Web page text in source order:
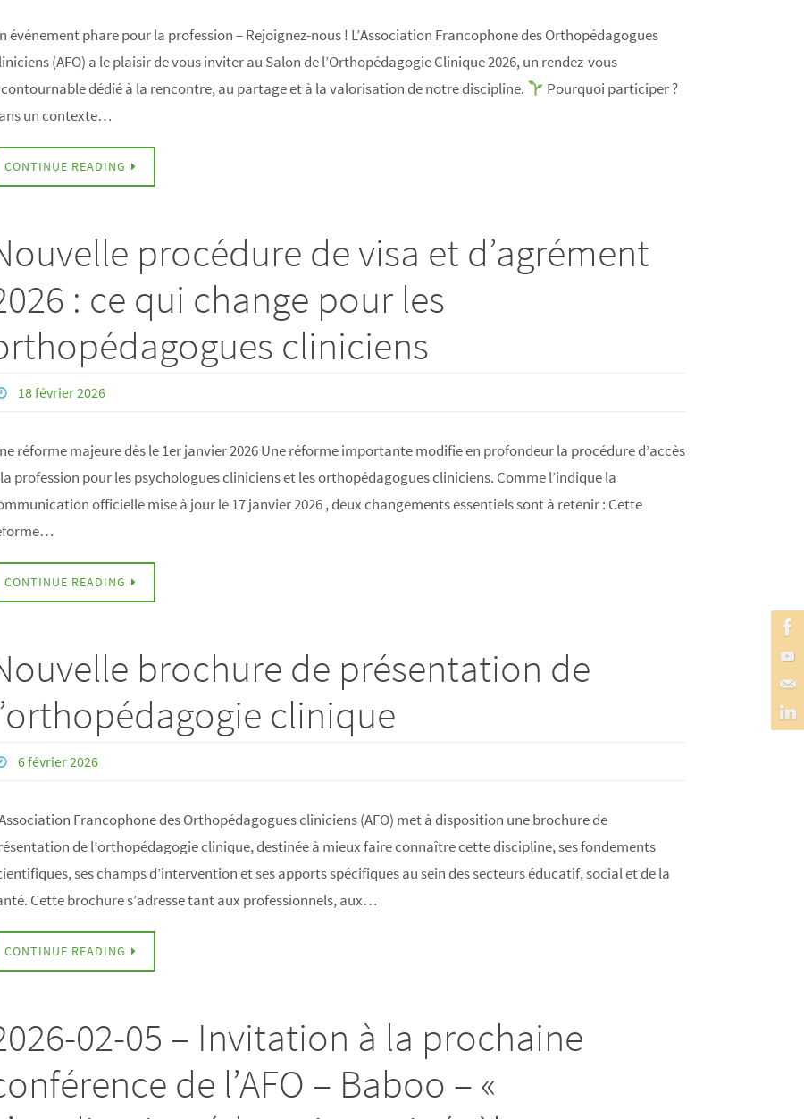
événement phare pour la profession – Rejoignez-nous ! L’Association Francophone des Orthopédagogues
(AFO) a le plaisir de vous inviter au Salon de l’Orthopédagogie Clinique 2026, un rendez-vous
dédié à la rencontre, au partage et à la valorisation de notre discipline.
Pourquoi participer ?
un contexte…
CONTINUE READING
procédure de visa et d’agrément
: ce qui change pour les
cliniciens
18 février 2026
réforme majeure dès le 1er janvier 2026 Une réforme importante modifie en profondeur la procédure d’accès
profession pour les psychologues cliniciens et les orthopédagogues cliniciens. Comme l’indique la
officielle mise à jour le 17 janvier 2026 , deux changements essentiels sont à retenir : Cette
CONTINUE READING
brochure de présentation de
clinique
6 février 2026
Francophone des Orthopédagogues cliniciens (AFO) met à disposition une brochure de
de l’orthopédagogie clinique, destinée à mieux faire connaître cette discipline, ses fondements
ses champs d’intervention et ses apports spécifiques au sein des secteurs éducatif, social et de la
Cette brochure s’adresse tant aux professionnels, aux…
CONTINUE READING
02-05 – Invitation à la prochaine
de l’AFO – Baboo – «